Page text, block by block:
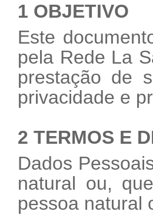
1 OBJETIVO
Este
pela Rede La
prestação de
privacidade e
2 TERMOS E
Dados
natural ou,
pessoa natural